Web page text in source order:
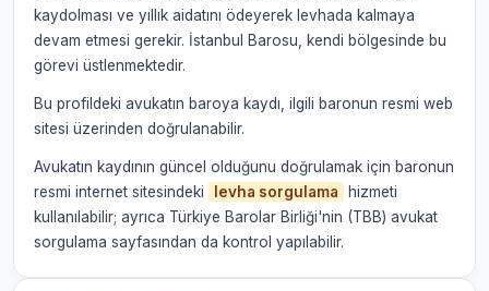
kaydolması ve yıllık aidatını ödeyerek levhada kalmaya
devam etmesi gerekir. İstanbul Barosu, kendi bölgesinde bu
görevi üstlenmektedir.
Bu profildeki avukatın baroya kaydı, ilgili baronun resmi web
sitesi üzerinden doğrulanabilir.
Avukatın kaydının güncel olduğunu doğrulamak için baronun
resmi internet sitesindeki
levha sorgulama
hizmeti
kullanılabilir; ayrıca Türkiye Barolar Birliği'nin (TBB) avukat
sorgulama sayfasından da kontrol yapılabilir.